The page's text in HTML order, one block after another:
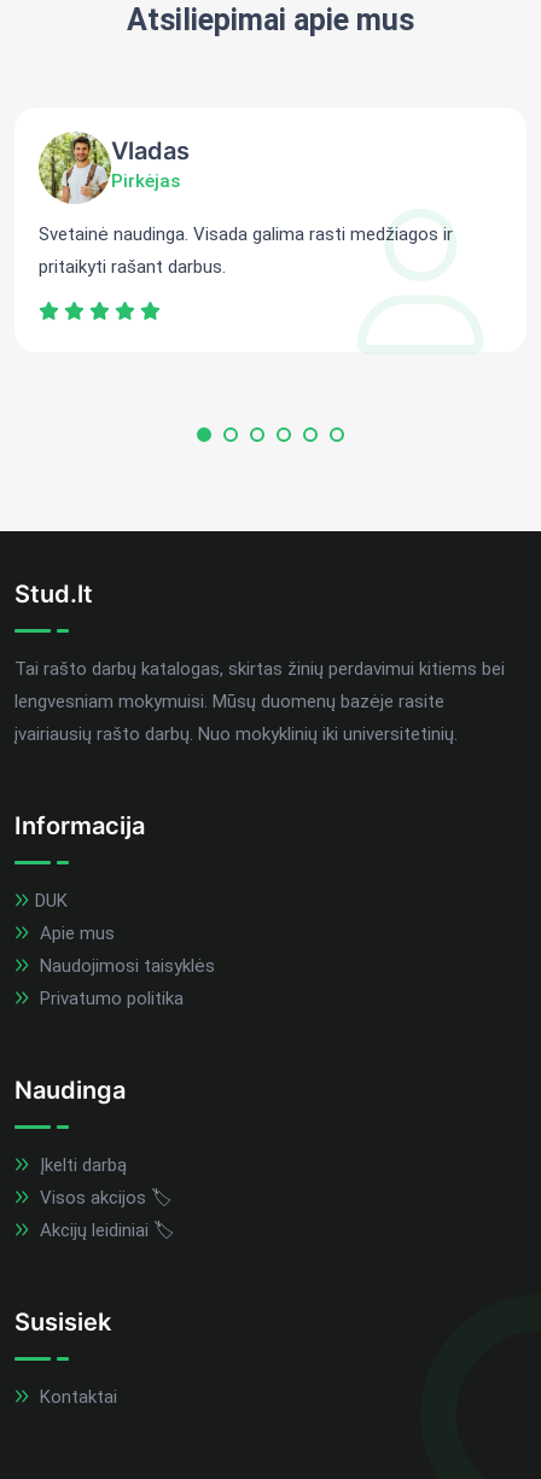
Atsiliepimai apie mus
Vladas
Pirkėjas
Svetainė naudinga. Visada galima rasti medžiagos ir
pritaikyti rašant darbus.
Stud.lt
Tai rašto darbų katalogas, skirtas žinių perdavimui kitiems bei
lengvesniam mokymuisi. Mūsų duomenų bazėje rasite
įvairiausių rašto darbų. Nuo mokyklinių iki universitetinių.
Informacija
DUK
Apie mus
Naudojimosi taisyklės
Privatumo politika
Naudinga
Įkelti darbą
Visos akcijos 🏷️
Akcijų leidiniai 🏷️
Susisiek
Kontaktai